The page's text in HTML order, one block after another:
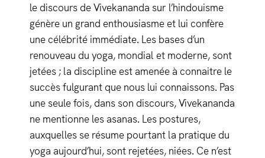
le discours de Vivekananda sur l’hindouisme
génère un grand enthousiasme et lui confère
une célébrité immédiate. Les bases d’un
renouveau du yoga, mondial et moderne, sont
jetées ; la discipline est amenée à connaitre le
succès fulgurant que nous lui connaissons. Pas
une seule fois, dans son discours, Vivekananda
ne mentionne les asanas. Les postures,
auxquelles se résume pourtant la pratique du
yoga aujourd’hui, sont rejetées, niées. Ce n’est